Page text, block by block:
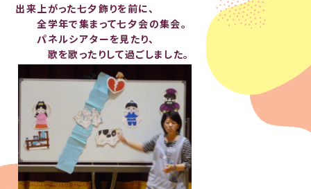
出来上がった七夕飾りを前に、
全学年で集まって七夕会の集会。
パネルシアターを見たり、
歌を歌ったりして過ごしました。